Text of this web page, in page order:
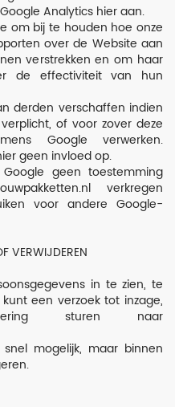
Analytics hier aan.
om bij te houden hoe onze
over de Website aan
verstrekken en om haar
de effectiviteit van hun
derden verschaffen indien
of voor zover deze
Google verwerken.
geen invloed op.
geen toestemming
verkregen
voor andere Google-
VERWIJDEREN
in te zien, te
een verzoek tot inzage,
sturen naar
snel mogelijk, maar binnen